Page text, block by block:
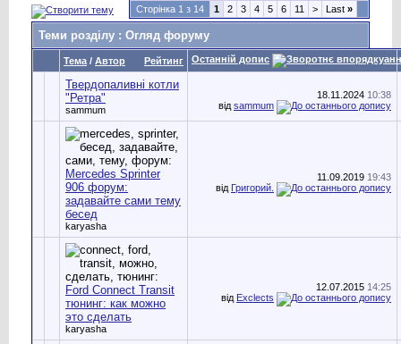
Сторінка 1 з 14
1 2 3 4 5 6 11 > Last »
Теми розділу : Огляд форуму
Рейтинг
Тема / Автор Останній допис
Твердопаливні котли
"Ретра"
sammum
18.11.2024 10:38
від sammum
Mercedes Sprinter
906 форум:
задавайте сами тему
бесед
karyasha
11.09.2019 19:43
від Григорий.
Ford Connect Transit
тюнинг: как можно
это сделать
karyasha
12.07.2015 14:25
від Exclects